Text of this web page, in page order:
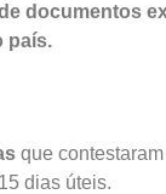
documentos
país.
que
dias úteis.